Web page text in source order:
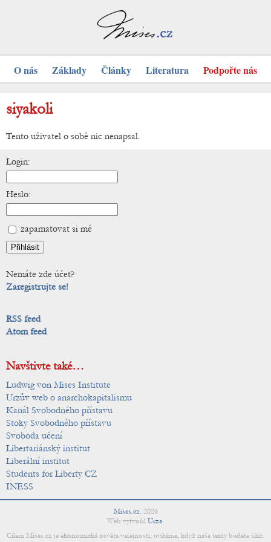
O nás Základy Články Literatura Podpořte nás
siyakoli
Tento uživatel o sobě nic nenapsal.
Login:
Heslo:
zapamatovat si mě
Nemáte zde účet?
Zaregistrujte se!
RSS feed
Atom feed
Navštivte také…
Ludwig von Mises Institute
Urzův web o anarchokapitalismu
Kanál Svobodného přístavu
Stoky Svobodného přístavu
Svoboda učení
Libertariánský institut
Liberální institut
Students for Liberty CZ
INESS
Mises.cz, 2026
Web vytvořil Urza.
Cílem Mises.cz je ekonomická osvěta veřejnosti; uvítáme, když naše texty budete šířit.